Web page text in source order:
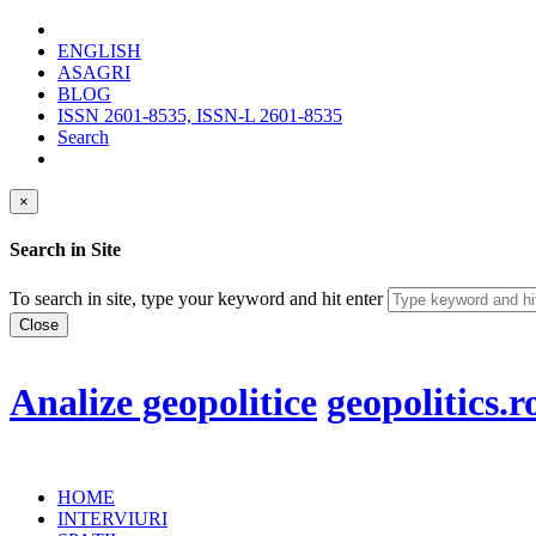
ENGLISH
ASAGRI
BLOG
ISSN 2601-8535, ISSN-L 2601-8535
Search
×
Search in Site
To search in site, type your keyword and hit enter
Close
Analize geopolitice
HOME
INTERVIURI